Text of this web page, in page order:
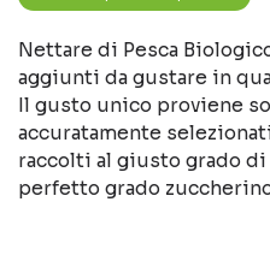
Nettare di Pesca
aggiunti da gustare in
Il gusto unico proviene
accuratamente
raccolti al giusto grado
perfetto grado